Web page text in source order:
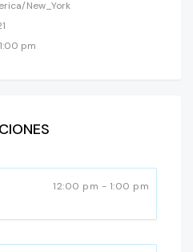
New_York
pm
12:00 pm - 1:00 pm